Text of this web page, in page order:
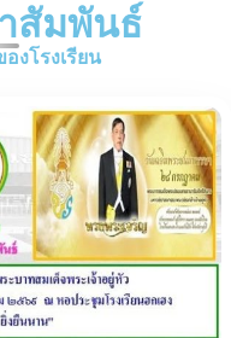
สัมพันธ์
งโรงเรียน